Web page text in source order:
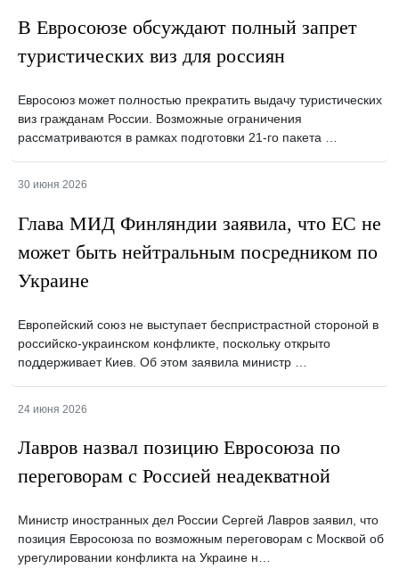
В Евросоюзе обсуждают полный запрет
туристических виз для россиян
Евросоюз может полностью прекратить выдачу туристических
виз гражданам России. Возможные ограничения
рассматриваются в рамках подготовки 21-го пакета …
30 июня 2026
Глава МИД Финляндии заявила, что ЕС не
может быть нейтральным посредником по
Украине
Европейский союз не выступает беспристрастной стороной в
российско-украинском конфликте, поскольку открыто
поддерживает Киев. Об этом заявила министр …
24 июня 2026
Лавров назвал позицию Евросоюза по
переговорам с Россией неадекватной
Министр иностранных дел России Сергей Лавров заявил, что
позиция Евросоюза по возможным переговорам с Москвой об
урегулировании конфликта на Украине н…